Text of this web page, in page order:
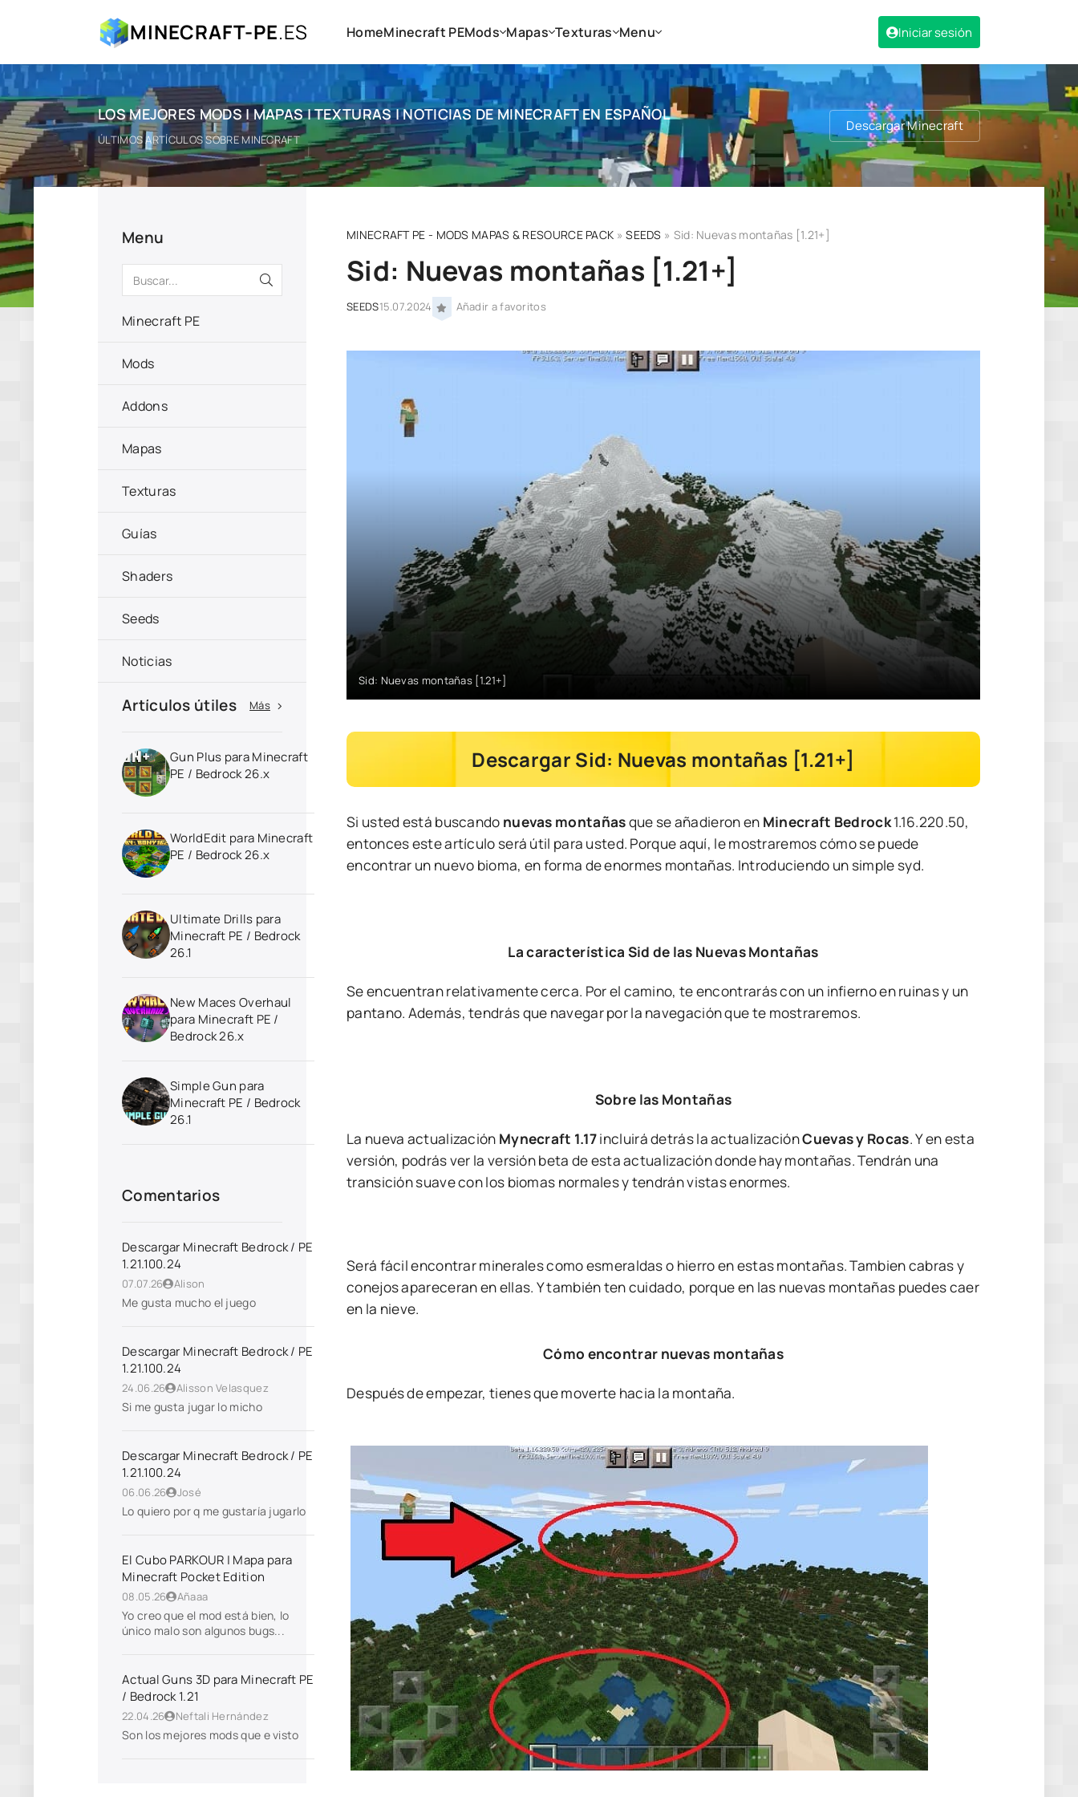
MINECRAFT-PE.ES HomeMinecraft PEMods Mapas Texturas Menu Iniciar sesión
LOS MEJORES MODS | MAPAS | TEXTURAS | NOTICIAS DE MINECRAFT EN ESPAÑOL
ÚLTIMOS ARTÍCULOS SOBRE MINECRAFT
Descargar Minecraft
MINECRAFT PE - MODS MAPAS & RESOURCE PACK »SEEDS » Sid: Nuevas montañas [1.21+]
Sid: Nuevas montañas [1.21+]
SEEDS15.07.2024 Añadir a favoritos
Sid: Nuevas montañas [1.21+]
Descargar Sid: Nuevas montañas [1.21+]
Si usted está buscando nuevas montañasque se añadieron en Minecraft Bedrock1.16.220.50,
entonces este artículo será útil para usted. Porque aquí, le mostraremos cómo se puede
encontrar un nuevo bioma, en forma de enormes montañas. Introduciendo un simple syd.
La característica Sid de las Nuevas Montañas
Se encuentran relativamente cerca. Por el camino, te encontrarás con un infierno en ruinas y un
pantano. Además, tendrás que navegar por la navegación que te mostraremos.
Sobre las Montañas
La nueva actualización Mynecraft 1.17incluirá detrás la actualizaciónCuevas y Rocas. Y en esta
versión, podrás ver la versión beta de esta actualización donde hay montañas. Tendrán una
transición suave con los biomas normales y tendrán vistas enormes.
Será fácil encontrar minerales como esmeraldas o hierro en estas montañas. Tambien cabras y
conejos apareceran en ellas. Y también ten cuidado, porque en las nuevas montañas puedes caer
en la nieve.
Cómo encontrar nuevas montañas
Después de empezar, tienes que moverte hacia la montaña.
Menu
Minecraft PE
Mods
Addons
Mapas
Texturas
Guías
Shaders
Seeds
Noticias
Artículos útiles Más
Gun Plus para Minecraft
PE / Bedrock 26.x
WorldEdit para Minecraft
PE / Bedrock 26.x
Ultimate Drills para
Minecraft PE / Bedrock
26.1
New Maces Overhaul
para Minecraft PE /
Bedrock 26.x
Simple Gun para
Minecraft PE / Bedrock
26.1
Comentarios
Descargar Minecraft Bedrock / PE
1.21.100.24
07.07.26 Alison
Me gusta mucho el juego
Descargar Minecraft Bedrock / PE
1.21.100.24
24.06.26 Alisson Velasquez
Si me gusta jugar lo micho
Descargar Minecraft Bedrock / PE
1.21.100.24
06.06.26 José
Lo quiero por q me gustaría jugarlo
El Cubo PARKOUR | Mapa para
Minecraft Pocket Edition
08.05.26 Añaaa
Yo creo que el mod está bien, lo
único malo son algunos bugs...
Actual Guns 3D para Minecraft PE
/ Bedrock 1.21
22.04.26 Neftali Hernández
Son los mejores mods que e visto